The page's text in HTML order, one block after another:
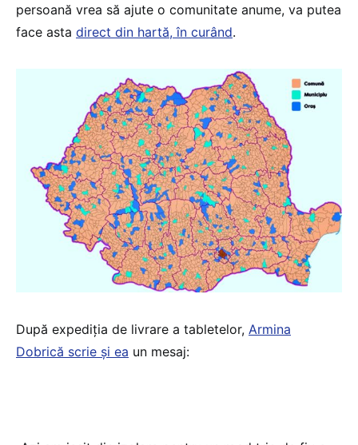
persoană vrea să ajute o comunitate anume, va putea
face asta direct din hartă, în curând.
După expediția de livrare a tabletelor, Armina
Dobrică scrie și ea un mesaj: